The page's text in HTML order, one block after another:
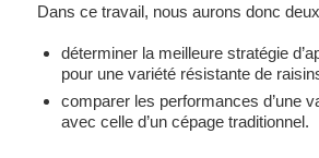
Dans ce travail, nous aurons donc
déterminer la meilleure stratégie
pour une variété résistante de
comparer les performances d’une
avec celle d’un cépage traditionnel.